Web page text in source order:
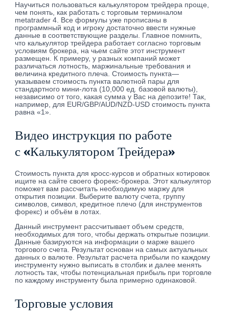
Научиться пользоваться калькулятором трейдера проще,
чем понять, как работать с торговым терминалом
metatrader 4. Все формулы уже прописаны в
программный код и игроку достаточно ввести нужные
данные в соответствующие разделы. Главное помнить,
что калькулятор трейдера работает согласно торговым
условиям брокера, на чьем сайте этот инструмент
размещен. К примеру, у разных компаний может
различаться лотность, маржинальные требования и
величина кредитного плеча. Стоимость пункта—
указываем стоимость пункта валютной пары для
стандартного мини-лота (10,000 ед. базовой валюты),
независимо от того, какая сумма у Вас на депозите! Так,
например, для EUR/GBP/AUD/NZD-USD стоимость пункта
равна «1».
Видео инструкция по работе
с «Калькулятором Трейдера»
Стоимость пункта для кросс-курсов и обратных котировок
ищите на сайте своего форекс-брокера. Этот калькулятор
поможет вам рассчитать необходимую маржу для
открытия позиции. Выберите валюту счета, группу
символов, символ, кредитное плечо (для инструментов
форекс) и объём в лотах.
Данный инструмент рассчитывает объем средств,
необходимых для того, чтобы держать открытые позиции.
Данные базируются на информации о марже вашего
торгового счета. Результат основан на самых актуальных
данных о валюте. Результат расчета прибыли по каждому
инструменту нужно выписать в столбик и далее менять
лотность так, чтобы потенциальная прибыль при торговле
по каждому инструменту была примерно одинаковой.
Торговые условия